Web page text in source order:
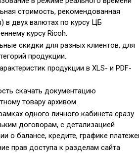
стоимость, рекомендованная
в двух валютах по курсу ЦБ
курсу Ricoh.
скидки для разных клиентов, для
продукции.
продукции в XLS- и PDF-
скачать документацию
товару архивом.
одного личного кабинета сразу
договорам, с детализацией
о балансе, кредите, графике
прав доступа к разделам сайта